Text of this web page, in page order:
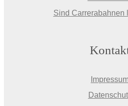
Sind Carrerabahnen